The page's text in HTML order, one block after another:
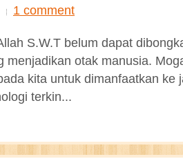
1 comment
S.W.T belum dapat
menjadikan otak manusia.
kita untuk dimanfaatkan ke
terkin...